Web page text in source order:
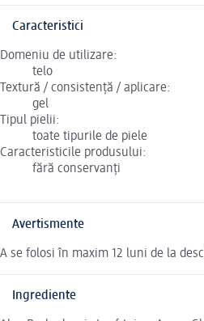
Caracteristici
Domeniu de utilizare:
telo
Textură / consistență / aplicare:
gel
Tipul pielii:
toate tipurile de piele
Caracteristicile produsului:
fără conservanți
Avertismente
A se folosi în maxim 12 luni de la
Ingrediente